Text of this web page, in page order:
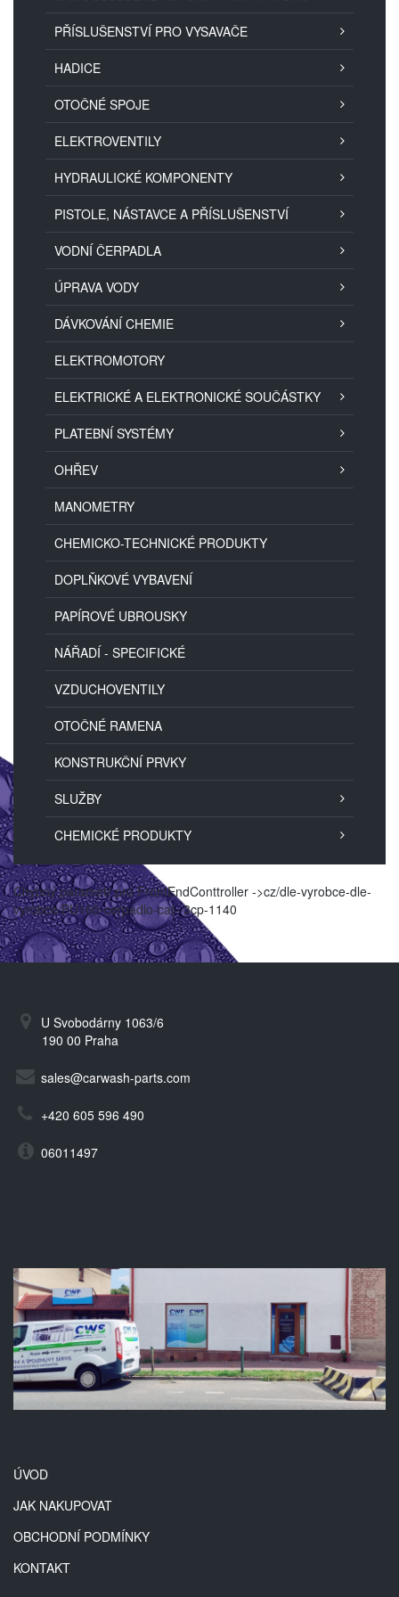
PŘÍSLUŠENSTVÍ PRO VYSAVAČE
HADICE
OTOČNÉ SPOJE
ELEKTROVENTILY
HYDRAULICKÉ KOMPONENTY
PISTOLE, NÁSTAVCE A PŘÍSLUŠENSTVÍ
VODNÍ ČERPADLA
ÚPRAVA VODY
DÁVKOVÁNÍ CHEMIE
ELEKTROMOTORY
ELEKTRICKÉ A ELEKTRONICKÉ SOUČÁSTKY
PLATEBNÍ SYSTÉMY
OHŘEV
MANOMETRY
CHEMICKO-TECHNICKÉ PRODUKTY
DOPLŇKOVÉ VYBAVENÍ
PAPÍROVÉ UBROUSKY
NÁŘADÍ - SPECIFICKÉ
VZDUCHOVENTILY
OTOČNÉ RAMENA
KONSTRUKČNÍ PRVKY
SLUŽBY
CHEMICKÉ PRODUKTY
Chybný parametr pro FrontEndConttroller ->cz/dle-vyrobce-dle-
vyrobce/PU160-cerpadlo-cat--3cp-1140
U Svobodárny 1063/6
190 00 Praha
sales@carwash-parts.com
+420 605 596 490
06011497
ÚVOD
JAK NAKUPOVAT
OBCHODNÍ PODMÍNKY
KONTAKT